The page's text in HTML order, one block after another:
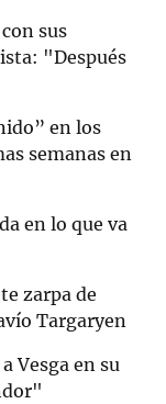
sus
"Después
en los
semanas en
en lo que va
zarpa de
Targaryen
Vesga en su